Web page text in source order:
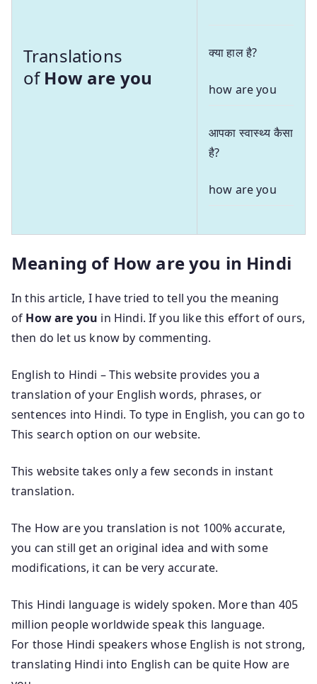
Translations
ofHow are you
क्या हाल है?
how are you
आपका स्वास्थ्य कैसा
है?
how are you
Meaning of How are you in Hindi
In this article, I have tried to tell you the meaning
of How are you in Hindi. If you like this effort of ours,
then do let us know by commenting.
English to Hindi – This website provides you a
translation of your English words, phrases, or
sentences into Hindi. To type in English, you can go to
This search option on our website.
This website takes only a few seconds in instant
translation.
The How are you translation is not 100% accurate,
you can still get an original idea and with some
modifications, it can be very accurate.
This Hindi language is widely spoken. More than 405
million people worldwide speak this language.
For those Hindi speakers whose English is not strong,
translating Hindi into English can be quite How are